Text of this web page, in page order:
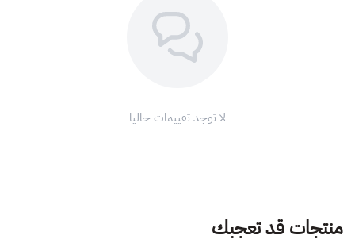
لا توجد تقييمات حاليا
منتجات قد تعجبك